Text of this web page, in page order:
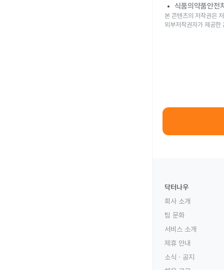
식품의약품안전
본 콘텐츠의 저작권은
외부저작권자가 제공한
닥터나우
회사 소개
팀 문화
서비스 소개
제휴 안내
소식 · 공지